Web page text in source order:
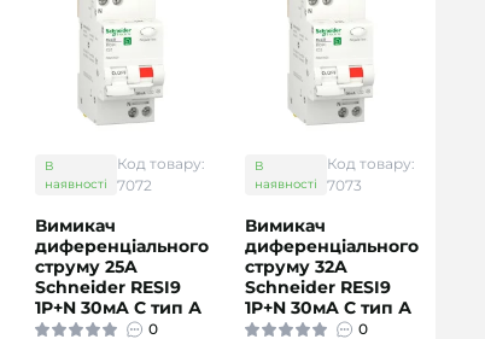
В
наявності
Код товару:
7072
Вимикач
диференціального
струму 25A
Schneider RESI9
1P+N 30мA C тип А
0
В
наявності
Код товару:
7073
Вимикач
диференціального
струму 32A
Schneider RESI9
1P+N 30мA C тип А
0